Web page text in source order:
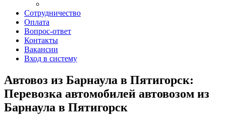
Сотрудничество
Оплата
Вопрос-ответ
Контакты
Вакансии
Вход в систему
Автовоз из Барнаула в Пятигорск:
Перевозка автомобилей автовозом из
Барнаула в Пятигорск